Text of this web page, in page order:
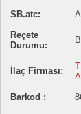
SB.atc:
Reçete
Durumu:
İlaç Firması:
Barkod :